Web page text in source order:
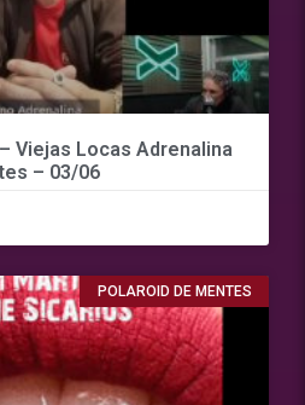
Viejas Locas Adrenalina
– 03/06
POLAROID DE MENTES